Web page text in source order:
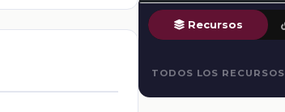
Recursos
TODOS LOS RECURSOS